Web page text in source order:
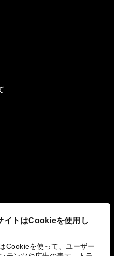
イトはCookieを使用し
Cookieを使って、ユーザー